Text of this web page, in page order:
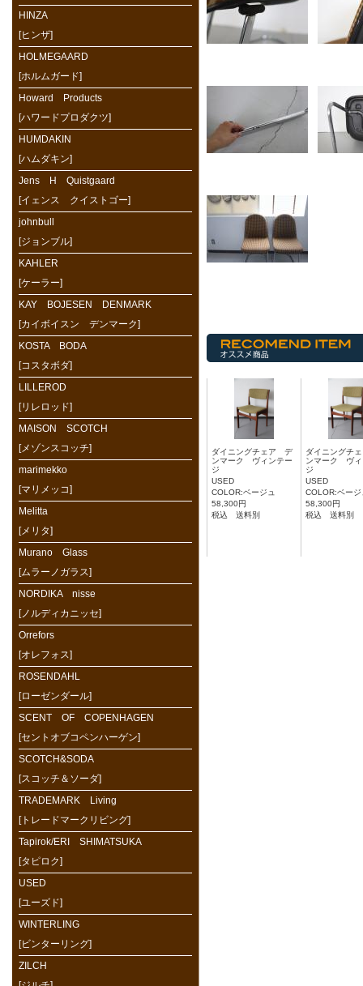
ダイニングチェア デ
ンマーク ヴィンテー
ジ
USED
COLOR:ベージュ
58,300円
税込 送料別
ダイニングチ
ンマーク ヴィ
ジ
USED
COLOR:ベージ
58,300円
税込 送料別
HINZA
[ヒンザ]
HOLMEGAARD
[ホルムガード]
Howard Products
[ハワードプロダクツ]
HUMDAKIN
[ハムダキン]
Jens H Quistgaard
[イェンス クイストゴー]
johnbull
[ジョンブル]
KAHLER
[ケーラー]
KAY BOJESEN DENMARK
[カイボイスン デンマーク]
KOSTA BODA
[コスタボダ]
LILLEROD
[リレロッド]
MAISON SCOTCH
[メゾンスコッチ]
marimekko
[マリメッコ]
Melitta
[メリタ]
Murano Glass
[ムラーノガラス]
NORDIKA nisse
[ノルディカニッセ]
Orrefors
[オレフォス]
ROSENDAHL
[ローゼンダール]
SCENT OF COPENHAGEN
[セントオブコペンハーゲン]
SCOTCH&SODA
[スコッチ＆ソーダ]
TRADEMARK Living
[トレードマークリビング]
Tapirok/ERI SHIMATSUKA
[タピロク]
USED
[ユーズド]
WINTERLING
[ビンターリング]
ZILCH